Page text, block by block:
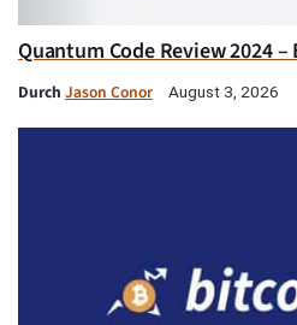
Quantum Code Review 2024
Durch Jason Conor August 3, 2026